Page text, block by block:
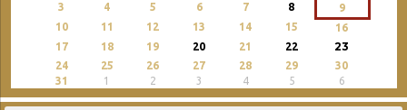
3 4 5 6 7 8
9
10
11 12 13 14 15
16
17
18 19 20 21 22 23
24 25 26 27 28 29
30
31
1 2 3 4 5 6